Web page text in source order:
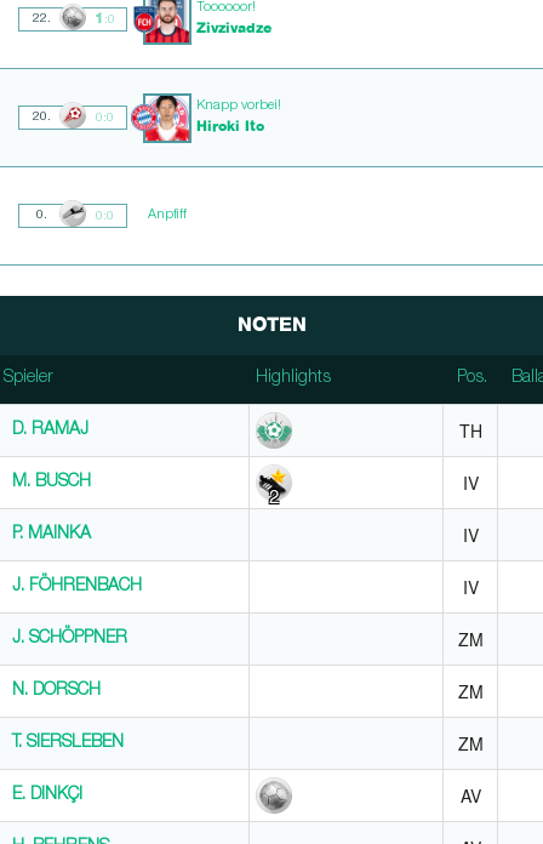
22. 1 :0
Toooooor!
Zivzivadze
20. 0:0
Knapp vorbei!
Hiroki Ito
0. 0:0 Anpfiff
NOTEN
Spieler Highlights Pos.
Highlights
D. RAMAJ
TH
M. BUSCH 2 IV
P. MAINKA IV
J. FÖHRENBACH IV
J. SCHÖPPNER ZM
N. DORSCH ZM
T. SIERSLEBEN ZM
E. DINKÇI AV
Spieler
D. RAMAJ
M. BUSCH
P. MAINKA
J. FÖHRENBACH
J. SCHÖPPNER
N. DORSCH
T. SIERSLEBEN
E. DINKÇI